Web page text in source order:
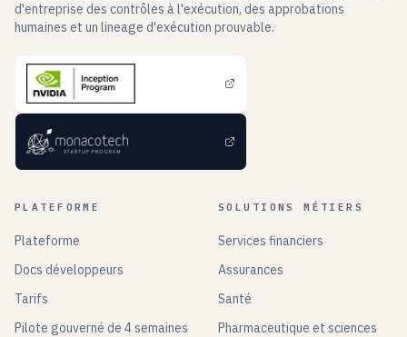
d'entreprise des contrôles à l'exécution, des approbations
humaines et un lineage d'exécution prouvable.
PLATEFORME
Plateforme
Docs développeurs
Tarifs
Pilote gouverné de 4 semaines
SOLUTIONS MÉTIERS
Services financiers
Assurances
Santé
Pharmaceutique et sciences